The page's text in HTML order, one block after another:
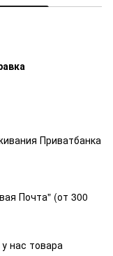
Приватбанка
Почта" (от 300
нас товара